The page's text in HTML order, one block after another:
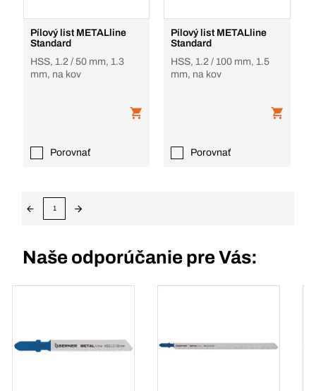
Pílový list METALline
Standard
HSS, 1.2 / 50 mm, 1.3
mm, na kov
Porovnať
Pílový list METALline
Standard
HSS, 1.2 / 100 mm, 1.5
mm, na kov
Porovnať
1
Naše odporúčanie pre Vás: